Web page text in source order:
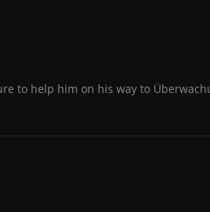
to help him on his way to